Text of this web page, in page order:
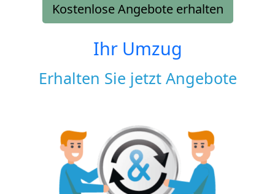
Kostenlose Angebote erhalten
Ihr Umzug
Erhalten Sie jetzt Angebote